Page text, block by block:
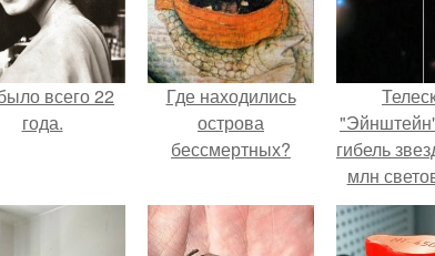
всего 22
года.
Где находились
острова
бессмертных?
гибель
млн
от